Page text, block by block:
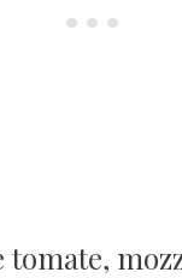
tomate,